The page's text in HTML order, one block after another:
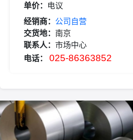
单价：
电议
经销商： 公司自营
交货地： 南京
联系人： 市场中心
电话：
025-86363852